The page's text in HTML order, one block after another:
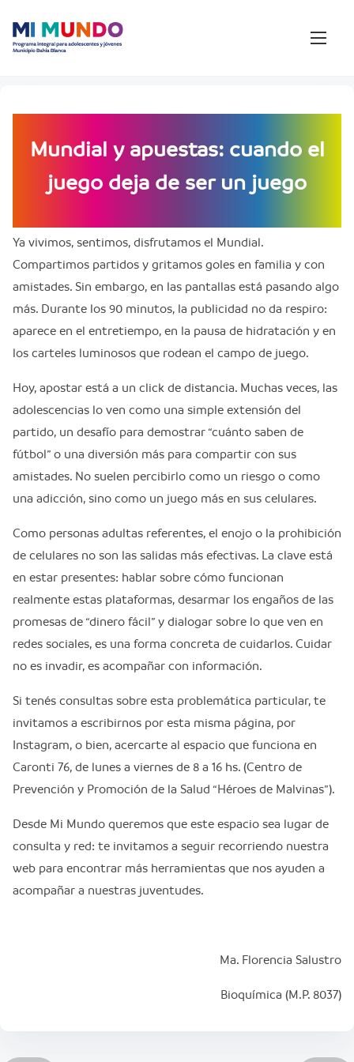
Mundial y apuestas: cuando el
juego deja de ser un juego
Ya vivimos, sentimos, disfrutamos el Mundial.
Compartimos partidos y gritamos goles en familia y con
amistades. Sin embargo, en las pantallas está pasando algo
más. Durante los 90 minutos, la publicidad no da respiro:
aparece en el entretiempo, en la pausa de hidratación y en
los carteles luminosos que rodean el campo de juego.
Hoy, apostar está a un click de distancia. Muchas veces, las
adolescencias lo ven como una simple extensión del
partido, un desafío para demostrar “cuánto saben de
fútbol” o una diversión más para compartir con sus
amistades. No suelen percibirlo como un riesgo o como
una adicción, sino como un juego más en sus celulares.
Como personas adultas referentes, el enojo o la prohibición
de celulares no son las salidas más efectivas. La clave está
en estar presentes: hablar sobre cómo funcionan
realmente estas plataformas, desarmar los engaños de las
promesas de “dinero fácil” y dialogar sobre lo que ven en
redes sociales, es una forma concreta de cuidarlos. Cuidar
no es invadir, es acompañar con información.
Si tenés consultas sobre esta problemática particular, te
invitamos a escribirnos por esta misma página, por
Instagram, o bien, acercarte al espacio que funciona en
Caronti 76, de lunes a viernes de 8 a 16 hs. (Centro de
Prevención y Promoción de la Salud “Héroes de Malvinas”).
Desde Mi Mundo queremos que este espacio sea lugar de
consulta y red: te invitamos a seguir recorriendo nuestra
web para encontrar más herramientas que nos ayuden a
acompañar a nuestras juventudes.
Ma. Florencia Salustro
Bioquímica (M.P. 8037)